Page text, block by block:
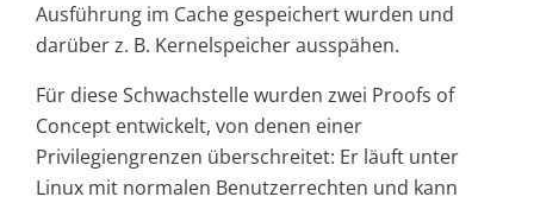
Ausführung im Cache gespeichert wurden und
darüber z. B. Kernelspeicher ausspähen.
Für diese Schwachstelle wurden zwei Proofs of
Concept entwickelt, von denen einer
Privilegiengrenzen überschreitet: Er läuft unter
Linux mit normalen Benutzerrechten und kann